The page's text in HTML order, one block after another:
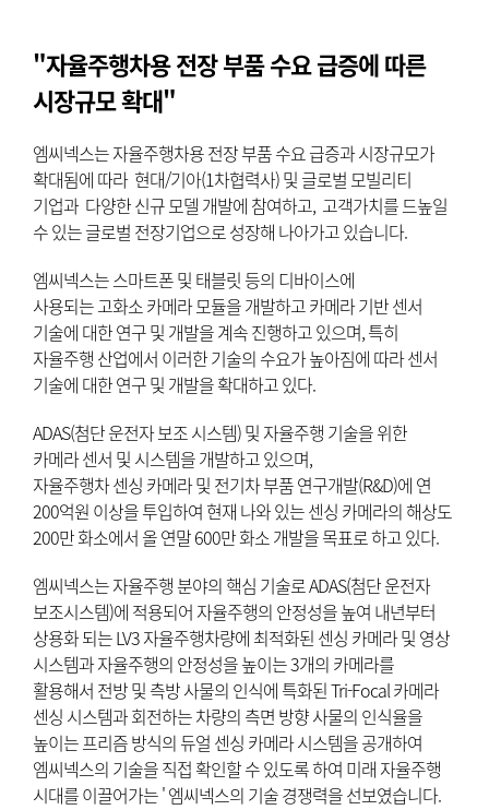
"자율주행차용 전장 부품 수요 급증에 따른
시장규모 확대"
엠씨넥스는 자율주행차용 전장 부품 수요 급증과 시장규모가
확대됨에 따라 현대/기아(1차협력사) 및 글로벌 모빌리티
기업과 다양한 신규 모델 개발에 참여하고, 고객가치를 드높일
수 있는 글로벌 전장기업으로 성장해 나아가고 있습니다.
엠씨넥스는 스마트폰 및 태블릿 등의 디바이스에
사용되는 고화소 카메라 모듈을 개발하고 카메라 기반 센서
기술에 대한 연구 및 개발을 계속 진행하고 있으며, 특히
자율주행 산업에서 이러한 기술의 수요가 높아짐에 따라 센서
기술에 대한 연구 및 개발을 확대하고 있다.
ADAS(첨단 운전자 보조 시스템) 및 자율주행 기술을 위한
카메라 센서 및 시스템을 개발하고 있으며,
자율주행차 센싱 카메라 및 전기차 부품 연구개발(R&D)에 연
200억원 이상을 투입하여 현재 나와 있는 센싱 카메라의 해상도
200만 화소에서 올 연말 600만 화소 개발을 목표로 하고 있다.
엠씨넥스는 자율주행 분야의 핵심 기술로 ADAS(첨단 운전자
보조시스템)에 적용되어 자율주행의 안정성을 높여 내년부터
상용화 되는 LV3 자율주행차량에 최적화된 센싱 카메라 및 영상
시스템과 자율주행의 안정성을 높이는 3개의 카메라를
활용해서 전방 및 측방 사물의 인식에 특화된 Tri-Focal 카메라
센싱 시스템과 회전하는 차량의 측면 방향 사물의 인식율을
높이는 프리즘 방식의 듀얼 센싱 카메라 시스템을 공개하여
엠씨넥스의 기술을 직접 확인할 수 있도록 하여 미래 자율주행
시대를 이끌어가는 ' 엠씨넥스의 기술 경쟁력을 선보였습니다.